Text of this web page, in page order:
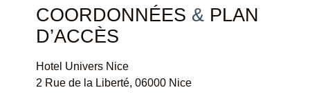
COORDONNÉES & PLAN
D’ACCÈS
Hotel Univers Nice
2 Rue de la Liberté, 06000 Nice